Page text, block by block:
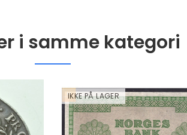
i samme kategori
IKKE PÅ LAGER